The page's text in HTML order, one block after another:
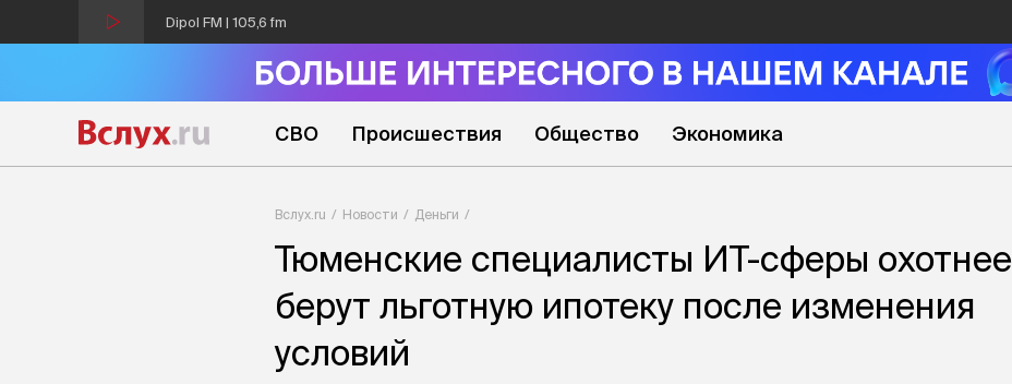
Dipol FM | 105,6 fm
СВО Происшествия Общество Экономика
Вслух.ru Новости Деньги
Тюменские специалисты ИТ-сферы охотнее
берут льготную ипотеку после изменения
условий